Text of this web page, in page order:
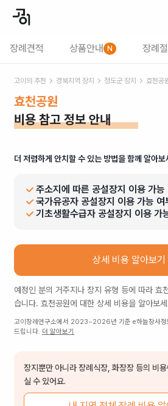
장례견적 상품안내 N 장례
고이의 추천 경북지역 장지 청도군 장지 효천공
효천공원
비용 참고 정보 안내
더 저렴하게 안치할 수 있는 방법을 함께 알아보
주소지에 따른 공설장지 이용 가능
국가유공자 공설장지 이용 가능 여
기초생활수급자 공설장지 이용 가
상세 비용 알아보기
예정인 분의 거주지나 장지 유형 등에 따라 효
습니다. 효천공원에 대한 상세 비용을 알아보
고이장례연구소에서 2023~2026년 기준 e하늘장사정
드립니다. 더 알아보기
장지뿐만 아니라 장례식장, 화장장 등의 비
실 수 있어요.